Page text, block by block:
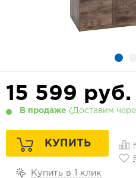
15 599 руб.
В продаже (Доставим
КУПИТЬ
Купить в 1 клик